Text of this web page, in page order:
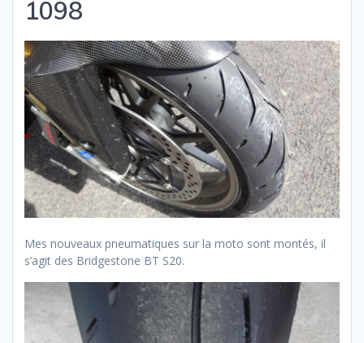
1098
Mes nouveaux pneumatiques sur la moto sont montés, il
s’agit des Bridgestone BT S20.